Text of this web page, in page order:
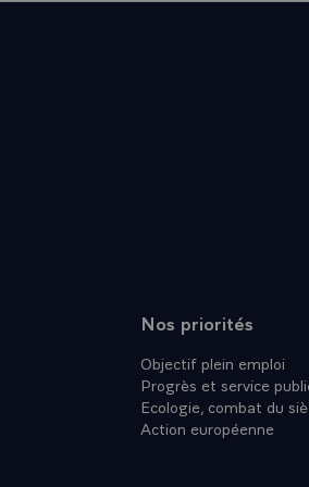
une
cette
- Pour la
cessé
exclusif de
risque de
tant de
pas entendus.
- Votre
l'économie
ou du
Nos priorités
Objectif plein emploi
Progrès et service
Ecologie, combat du
Action européenne